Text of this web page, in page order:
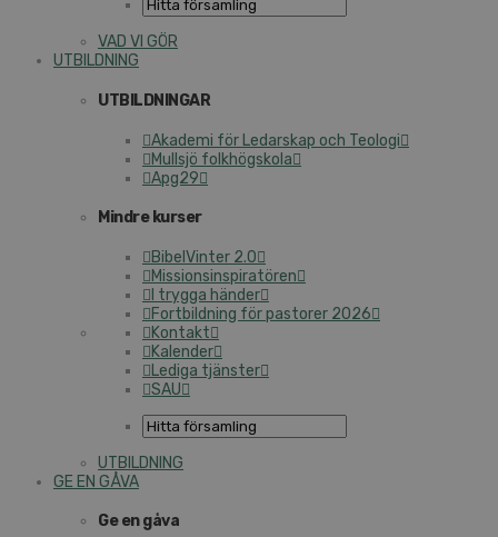
VAD VI GÖR
UTBILDNING
UTBILDNINGAR
Akademi för Ledarskap och Teologi
Mullsjö folkhögskola
Apg29
Mindre kurser
BibelVinter 2.0
Missionsinspiratören
I trygga händer
Fortbildning för pastorer 2026
Kontakt
Kalender
Lediga tjänster
SAU
UTBILDNING
GE EN GÅVA
Ge en gåva